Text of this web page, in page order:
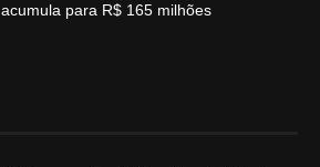
acumula para R$ 165 milhões